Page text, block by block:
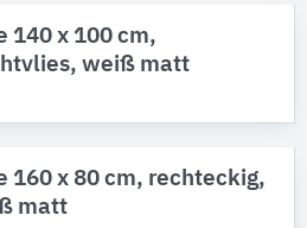
140 x 100 cm,
weiß matt
160 x 80 cm, rechteckig,
matt